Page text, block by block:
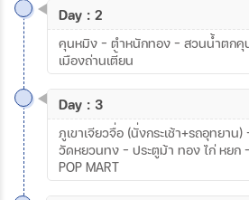
Day : 2
คุนหมิง – ตำหนักทอง – สวนน้ำตกคุ
เมืองถ่านเตี้ยน
Day : 3
ภูเขาเจียวจื่อ (นั่งกระเช้า+รถอุทยาน
วัดหยวนทง – ประตูม้า ทอง ไก่ หยก
POP MART